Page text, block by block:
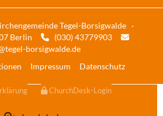
Tegel-Borsigwalde ·
Berlin
(030) 43779903 
borsigwalde.de
Impressum Datenschutz
ChurchDesk-Login